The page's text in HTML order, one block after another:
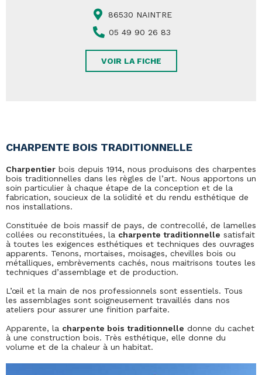
86530 NAINTRE
05 49 90 26 83
VOIR LA FICHE
CHARPENTE BOIS TRADITIONNELLE
Charpentier bois depuis 1914, nous produisons des charpentes
bois traditionnelles dans les règles de l’art. Nous apportons un
soin particulier à chaque étape de la conception et de la
fabrication, soucieux de la solidité et du rendu esthétique de
nos installations.
Constituée de bois massif de pays, de contrecollé, de lamelles
collées ou reconstituées, la charpente traditionnelle satisfait
à toutes les exigences esthétiques et techniques des ouvrages
apparents. Tenons, mortaises, moisages, chevilles bois ou
métalliques, embrèvements cachés, nous maitrisons toutes les
techniques d’assemblage et de production.
L’œil et la main de nos professionnels sont essentiels. Tous
les assemblages sont soigneusement travaillés dans nos
ateliers pour assurer une finition parfaite.
Apparente, la charpente bois traditionnelle donne du cachet
à une construction bois. Très esthétique, elle donne du
volume et de la chaleur à un habitat.